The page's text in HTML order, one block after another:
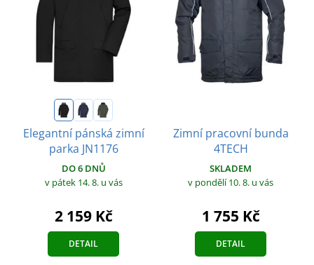
Elegantní pánská zimní
parka JN1176
DO 6 DNŮ
v pátek 14. 8. u vás
2 159 Kč
DETAIL
Zimní pracovní bunda
4TECH
SKLADEM
v pondělí 10. 8. u vás
1 755 Kč
DETAIL